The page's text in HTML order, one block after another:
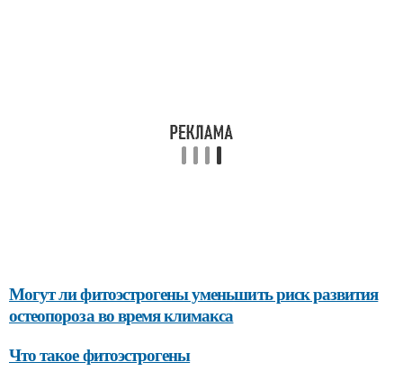
Могут ли фитоэстрогены уменьшить риск развития
остеопороза во время климакса
Что такое фитоэстрогены